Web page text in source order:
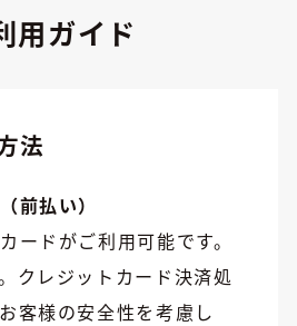
用ガイド
法
前払い）
ードがご利用可能です。
クレジットカード決済処
客様の安全性を考慮し